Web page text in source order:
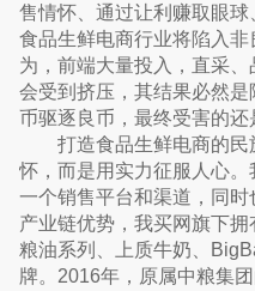
售情怀、通过让利赚取眼球
食品生鲜电商行业将陷入
为，前端大量投入，直采
会受到挤压，其结果必然
币驱逐良币，最终受害的还
打造食品生鲜电商的
怀，而是用实力征服人心
一个销售平台和渠道，同
产业链优势，我买网旗下
粮油系列、上质牛奶、
牌。2016年，原属中粮集